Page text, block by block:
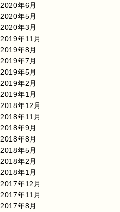
2020年6月
2020年5月
2020年3月
2019年11月
2019年8月
2019年7月
2019年5月
2019年2月
2019年1月
2018年12月
2018年11月
2018年9月
2018年8月
2018年5月
2018年2月
2018年1月
2017年12月
2017年11月
2017年8月